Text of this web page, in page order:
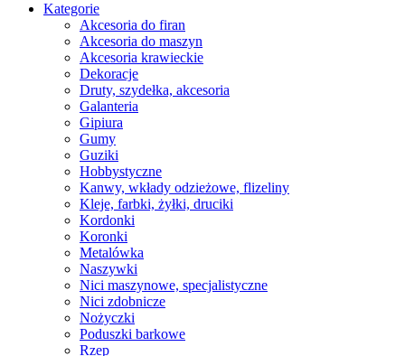
Kategorie
Akcesoria do firan
Akcesoria do maszyn
Akcesoria krawieckie
Dekoracje
Druty, szydełka, akcesoria
Galanteria
Gipiura
Gumy
Guziki
Hobbystyczne
Kanwy, wkłady odzieżowe, flizeliny
Kleje, farbki, żyłki, druciki
Kordonki
Koronki
Metalówka
Naszywki
Nici maszynowe, specjalistyczne
Nici zdobnicze
Nożyczki
Poduszki barkowe
Rzep